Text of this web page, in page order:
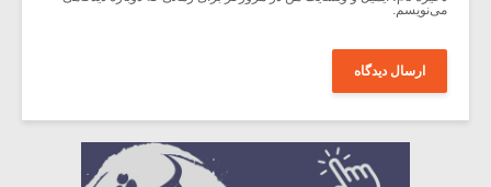
می‌نویسم.